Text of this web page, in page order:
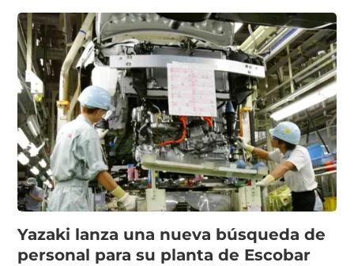
Yazaki lanza una nueva búsqueda de
personal para su planta de Escobar